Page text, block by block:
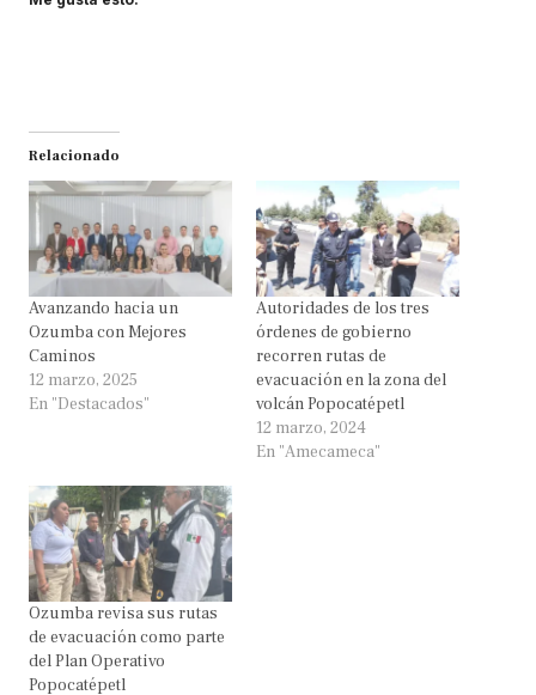
Relacionado
Avanzando hacia un
Ozumba con Mejores
Caminos
12 marzo, 2025
En "Destacados"
Autoridades de los tres
órdenes de gobierno
recorren rutas de
evacuación en la zona del
volcán Popocatépetl
12 marzo, 2024
En "Amecameca"
Ozumba revisa sus rutas
de evacuación como parte
del Plan Operativo
Popocatépetl